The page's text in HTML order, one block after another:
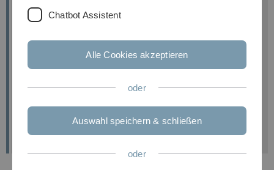
Termin:
24. September 2026
Der Kurs findet online statt.
zur Anmeldung
Flyer Gentechnik Aktualisierungskurs
Chatbot Assistent
Alle Cookies akzeptieren
oder
Auswahl speichern & schließen
oder